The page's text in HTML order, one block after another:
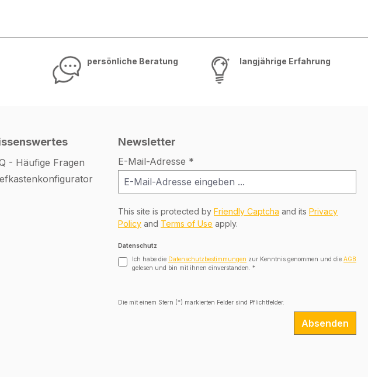
persönliche Beratung langjährige Erfahrung
- Häufige Fragen
Newsletter
E-Mail-Adresse *
This site is protected by Friendly Captcha and its Privacy
Policy and Terms of Use apply.
Datenschutz
Ich habe die Datenschutzbestimmungen zur Kenntnis genommen und die AGB
gelesen und bin mit ihnen einverstanden. *
Die mit einem Stern (*) markierten Felder sind Pflichtfelder.
Absenden